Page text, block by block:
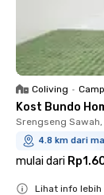
Coliving •
Kost Bundo
Srengseng
4.8 km dari
mulai dari
Lihat info lebih